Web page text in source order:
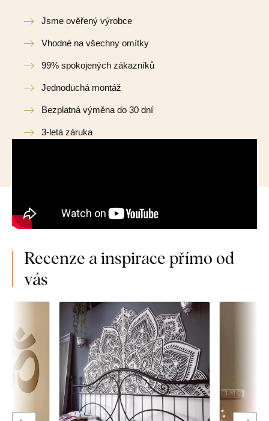
Jsme ověřený výrobce
Vhodné na všechny omítky
99% spokojených zákazníků
Jednoduchá montáž
Bezplatná výměna do 30 dní
3-letá záruka
Recenze a inspirace přímo od
vás